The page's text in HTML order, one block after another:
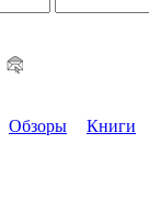
Обзоры Книги